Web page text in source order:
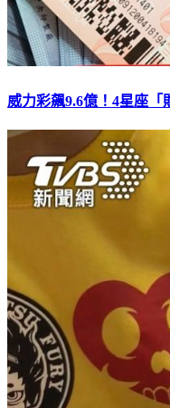
威力彩飆9.6億！4星座